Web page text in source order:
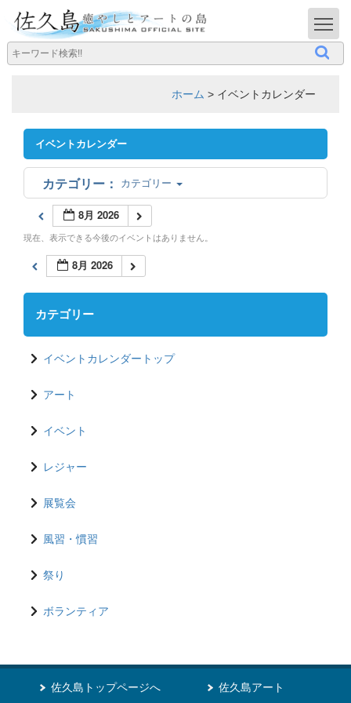
ホーム > イベントカレンダー
イベントカレンダー
カテゴリー
8月 2026
現在、表示できる今後のイベントはありません。
8月 2026
カテゴリー
イベントカレンダートップ
アート
イベント
レジャー
展覧会
風習・慣習
祭り
ボランティア
佐久島トップページへ 佐久島アート